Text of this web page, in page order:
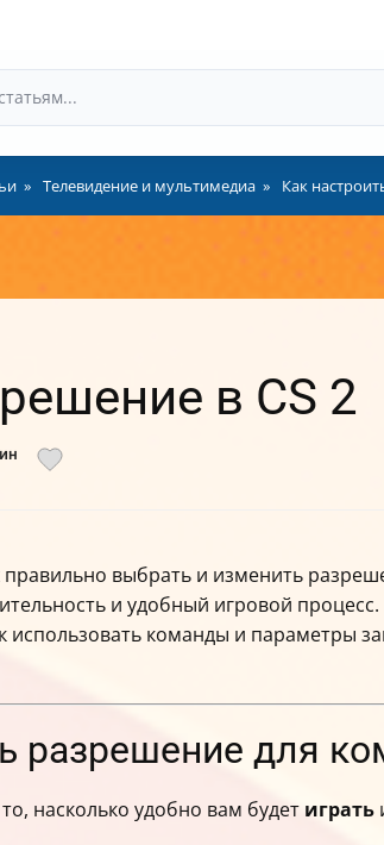
Телевидение и мультимедиа Как
в CS 2
выбрать и изменить
и удобный игровой
команды и параметры
разрешение для
насколько удобно вам будет играть